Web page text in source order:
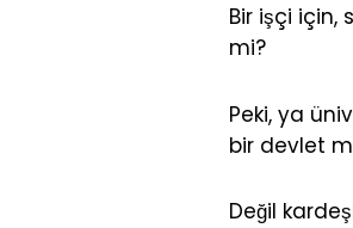
Bir işçi için,
mi?
Peki, ya
bir devlet
Değil